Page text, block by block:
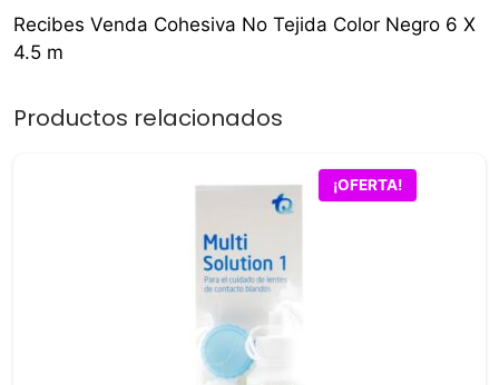
Recibes Venda Cohesiva No Tejida Color Negro 6 X
4.5 m
Productos relacionados
¡OFERTA!